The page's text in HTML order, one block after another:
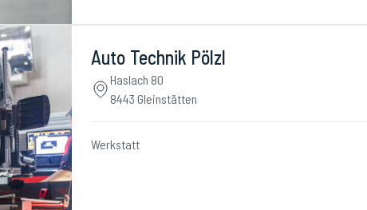
Auto Technik Pölzl
Haslach 80
8443 Gleinstätten
Werkstatt